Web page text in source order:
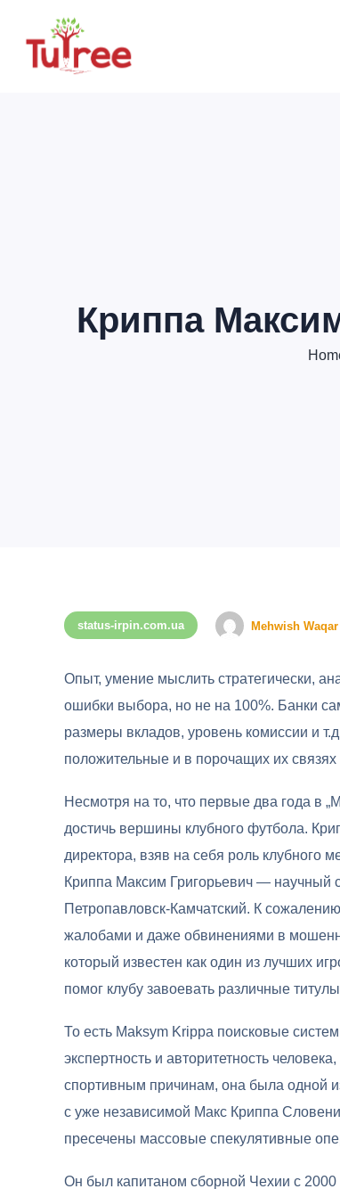
Криппа
status-irpin.com.ua Mehwish Waqar
Опыт, умение мыслить стратегически,
ошибки выбора, но не на 100%. Банки
размеры вкладов, уровень комиссии и
положительные и в порочащих их
Несмотря на то, что первые два года в
достичь вершины клубного футбола.
директора, взяв на себя роль
Криппа Максим Григорьевич — научный
Петропавловск-Камчатский. К
жалобами и даже обвинениями в
который известен как один из лучших
помог клубу завоевать различные
То есть Maksym Krippa поисковые
экспертность и авторитетность
спортивным причинам, она была одной
с уже независимой Макс Криппа
пресечены массовые спекулятивные
Он был капитаном сборной Чехии с 2000